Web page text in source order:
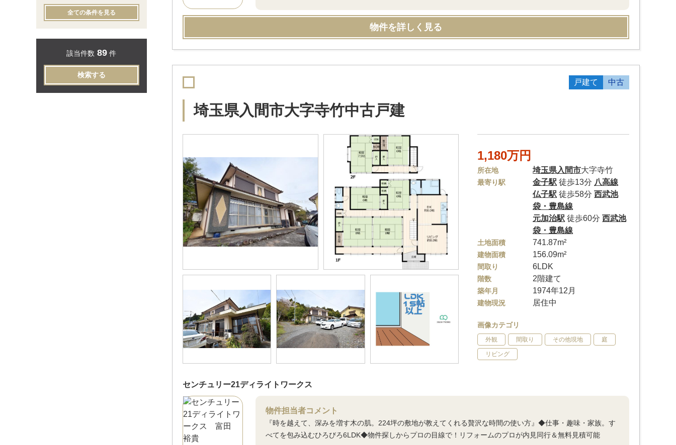
物件を詳しく見る
戸建て 中古
埼玉県入間市大字寺竹中古戸建
1,180万円
所在地 埼玉県入間市大字寺竹
最寄り駅 金子駅 徒歩13分 八高線
仏子駅 徒歩58分西武池
袋・豊島線
元加治駅 徒歩60分西武池
袋・豊島線
土地面積 741.87m²
建物面積 156.09m²
間取り 6LDK
階数 2階建て
築年月 1974年12月
建物現況 居住中
画像カテゴリ
外観 間取り その他現地 庭
リビング
センチュリー21ディライトワークス
物件担当者コメント
『時を越えて、深みを増す木の肌。224坪の敷地が教えてくれる贅沢な時間の使い方』◆仕事・趣味・家族。す
べてを包み込むひろびろ6LDK◆物件探しからプロの目線で！リフォームのプロが内見同行＆無料見積可能
全ての条件を見る
該当件数 89 件
検索する